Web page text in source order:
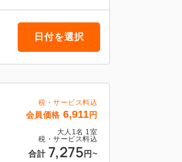
日付を選択
税・サービス料込
会員価格 6,911円
大人 1名 1室
税・サービス料込
合計 7,275 円~